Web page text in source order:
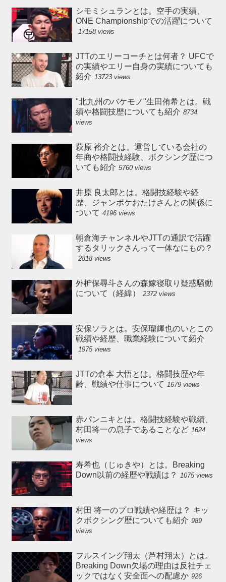
シモミシュランとは。空手の実績、
ONE Championshipでの活躍について
17158 views
JTTのエリーコーチとは何者？ UFCで
の実績やエリー自身の実績についても
紹介 13723 views
"北九州のバケモノ"生田侑希とは。戦
績や格闘技歴についても紹介 8734
views
萩原 裕介とは。運営している会社の
年商や格闘技経験、ボクシング歴につ
いても紹介 5760 views
井原 良太郎とは。格闘技経験や経
歴、ジャンポケおたけさんとの関係に
ついて 4196 views
朝倉海チャンネルやJTTの通訳で活躍
するタリックさんって一体なにもの？
2818 views
外枦保尋斗さんの森嫁寝取り疑惑騒動
について（経緯）
2372 views
安保ソラとは。安保瑠輝也のいとこの
戦績や経歴、職業経験について紹介
1975 views
JTTの倉本 大悟とは。格闘技歴や年
齢、戦績や仕事について 1679 views
赤パンニキとは。格闘技経験や戦績、
村田将一の息子であることなど 1624
views
寿希也（じゅきや）とは。Breaking
Down以前の経歴や戦績は？ 1075 views
村田 将一のプロ戦績や経歴は？ キッ
クボクシング歴についても紹介 989
views
フルスイング翔太（芦村翔太）とは。
Breaking Down欠場の理由は反社チェ
ックではなく安全面への配慮か 926